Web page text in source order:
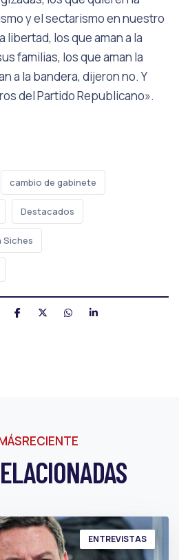
y el sectarismo en nuestro
libertad, los que aman a la
familias, los que aman la
a la bandera, dijeron no. Y
del Partido Republicano».
cambio de gabinete
Destacados
Siches
ENTREVISTAS